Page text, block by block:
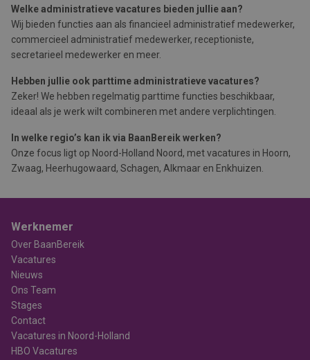
Welke administratieve vacatures bieden jullie aan?
Wij bieden functies aan als financieel administratief medewerker,
commercieel administratief medewerker, receptioniste,
secretarieel medewerker en meer.
Hebben jullie ook parttime administratieve vacatures?
Zeker! We hebben regelmatig parttime functies beschikbaar,
ideaal als je werk wilt combineren met andere verplichtingen.
In welke regio’s kan ik via BaanBereik werken?
Onze focus ligt op Noord-Holland Noord, met vacatures in Hoorn,
Zwaag, Heerhugowaard, Schagen, Alkmaar en Enkhuizen.
Werknemer
Over BaanBereik
Vacatures
Nieuws
Ons Team
Stages
Contact
Vacatures in Noord-Holland
HBO Vacatures